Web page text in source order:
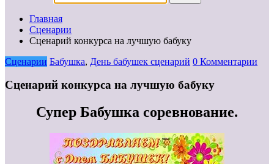
Главная
Сценарии
Сценарий конкурса на лучшую бабуку
Сценарии Бабушка, День бабушек сценарий 0 Комментарии
Сценарий конкурса на лучшую бабуку
Супер Бабушка соревнование.